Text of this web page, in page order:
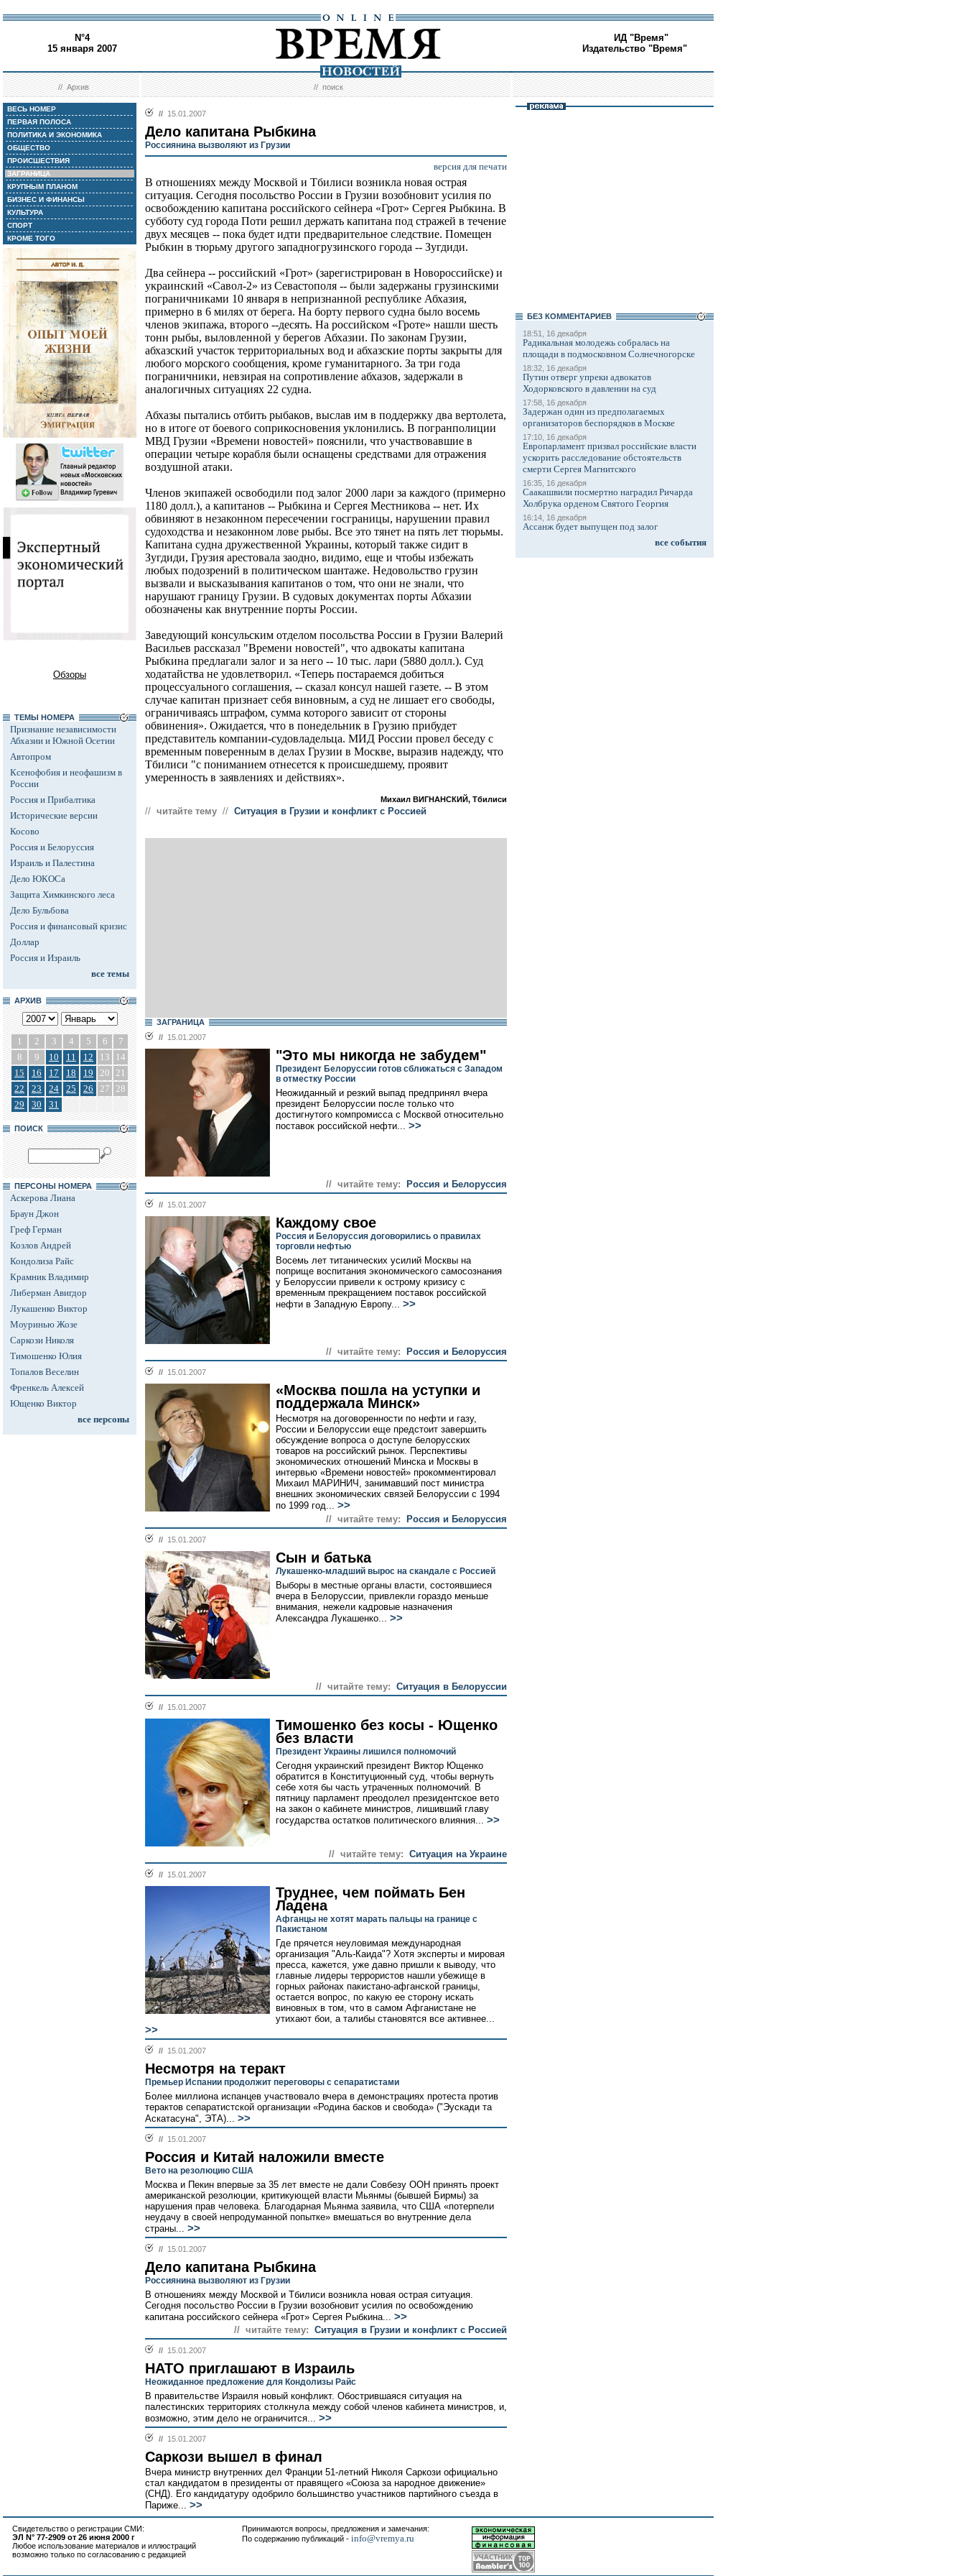
N°4
15 января 2007
ИД "Время"
Издательство "Время"
//Архив //поиск
ВЕСЬ НОМЕР
ПЕРВАЯ ПОЛОСА
ПОЛИТИКА И ЭКОНОМИКА
ОБЩЕСТВО
ПРОИСШЕСТВИЯ
ЗАГРАНИЦА
КРУПНЫМ ПЛАНОМ
БИЗНЕС И ФИНАНСЫ
КУЛЬТУРА
СПОРТ
КРОМЕ ТОГО
Обзоры
ТЕМЫ НОМЕРА
Признание независимости
Абхазии и Южной Осетии
Автопром
Ксенофобия и неофашизм в
России
Россия и Прибалтика
Исторические версии
Косово
Россия и Белоруссия
Израиль и Палестина
Дело ЮКОСа
Защита Химкинского леса
Дело Бульбова
Россия и финансовый кризис
Доллар
Россия и Израиль
все темы
АРХИВ
1 2 3 4 5 6
7
8
9 10 11 12 13
14
15
16 17 18 19 20 21
22
23 24 25 26 27 28
29
30 31
ПОИСК
ПЕРСОНЫ НОМЕРА
Аскерова Лиана
Браун Джон
Греф Герман
Козлов Андрей
Кондолиза Райс
Крамник Владимир
Либерман Авигдор
Лукашенко Виктор
Моуринью Жозе
Саркози Николя
Тимошенко Юлия
Топалов Веселин
Френкель Алексей
Ющенко Виктор
все персоны
// 15.01.2007
Дело капитана Рыбкина
Россиянина вызволяют из Грузии
версия для печати
В отношениях между Москвой и Тбилиси возникла новая острая
ситуация. Сегодня посольство России в Грузии возобновит усилия по
освобождению капитана российского сейнера «Грот» Сергея Рыбкина. В
субботу суд города Поти решил держать капитана под стражей в течение
двух месяцев -- пока будет идти предварительное следствие. Помещен
Рыбкин в тюрьму другого западногрузинского города -- Зугдиди.
Два сейнера -- российский «Грот» (зарегистрирован в Новороссийске) и
украинский «Савол-2» из Севастополя -- были задержаны грузинскими
пограничниками 10 января в непризнанной республике Абхазия,
примерно в 6 милях от берега. На борту первого судна было восемь
членов экипажа, второго --десять. На российском «Гроте» нашли шесть
тонн рыбы, выловленной у берегов Абхазии. По законам Грузии,
абхазский участок территориальных вод и абхазские порты закрыты для
любого морского сообщения, кроме гуманитарного. За три года
пограничники, невзирая на сопротивление абхазов, задержали в
аналогичных ситуациях 22 судна.
Абхазы пытались отбить рыбаков, выслав им в поддержку два вертолета,
но в итоге от боевого соприкосновения уклонились. В погранполиции
МВД Грузии «Времени новостей» пояснили, что участвовавшие в
операции четыре корабля были оснащены средствами для отражения
воздушной атаки.
Членов экипажей освободили под залог 2000 лари за каждого (примерно
1180 долл.), а капитанов -- Рыбкина и Сергея Местникова -- нет. Их
обвиняют в незаконном пересечении госграницы, нарушении правил
судоходства и незаконном лове рыбы. Все это тянет на пять лет тюрьмы.
Капитана судна дружественной Украины, который также сидит в
Зугдиди, Грузия арестовала заодно, видимо, еще и чтобы избежать
любых подозрений в политическом шантаже. Недовольство грузин
вызвали и высказывания капитанов о том, что они не знали, что
нарушают границу Грузии. В судовых документах порты Абхазии
обозначены как внутренние порты России.
Заведующий консульским отделом посольства России в Грузии Валерий
Васильев рассказал "Времени новостей", что адвокаты капитана
Рыбкина предлагали залог и за него -- 10 тыс. лари (5880 долл.). Суд
ходатайства не удовлетворил. «Теперь постараемся добиться
процессуального соглашения, -- сказал консул нашей газете. -- В этом
случае капитан признает себя виновным, а суд не лишает его свободы,
ограничиваясь штрафом, сумма которого зависит от стороны
обвинения». Ожидается, что в понедельник в Грузию прибудет
представитель компании-судовладельца. МИД России провел беседу с
временным поверенным в делах Грузии в Москве, выразив надежду, что
Тбилиси "с пониманием отнесется к происшедшему, проявит
умеренность в заявлениях и действиях».
Михаил ВИГНАНСКИЙ, Тбилиси
// читайте тему // Ситуация в Грузии и конфликт с Россией
ЗАГРАНИЦА
// 15.01.2007
"Это мы никогда не забудем"
Президент Белоруссии готов сближаться с Западом
в отместку России
Неожиданный и резкий выпад предпринял вчера
президент Белоруссии после только что
достигнутого компромисса с Москвой относительно
поставок российской нефти... >>
// читайте тему: Россия и Белоруссия
// 15.01.2007
Каждому свое
Россия и Белоруссия договорились о правилах
торговли нефтью
Восемь лет титанических усилий Москвы на
поприще воспитания экономического самосознания
у Белоруссии привели к острому кризису с
временным прекращением поставок российской
нефти в Западную Европу... >>
// читайте тему: Россия и Белоруссия
// 15.01.2007
«Москва пошла на уступки и
поддержала Минск»
Несмотря на договоренности по нефти и газу,
России и Белоруссии еще предстоит завершить
обсуждение вопроса о доступе белорусских
товаров на российский рынок. Перспективы
экономических отношений Минска и Москвы в
интервью «Времени новостей» прокомментировал
Михаил МАРИНИЧ, занимавший пост министра
внешних экономических связей Белоруссии с 1994
по 1999 год... >>
// читайте тему: Россия и Белоруссия
// 15.01.2007
Сын и батька
Лукашенко-младший вырос на скандале с Россией
Выборы в местные органы власти, состоявшиеся
вчера в Белоруссии, привлекли гораздо меньше
внимания, нежели кадровые назначения
Александра Лукашенко... >>
// читайте тему: Ситуация в Белоруссии
// 15.01.2007
Тимошенко без косы - Ющенко
без власти
Президент Украины лишился полномочий
Сегодня украинский президент Виктор Ющенко
обратится в Конституционный суд, чтобы вернуть
себе хотя бы часть утраченных полномочий. В
пятницу парламент преодолел президентское вето
на закон о кабинете министров, лишивший главу
государства остатков политического влияния... >>
// читайте тему: Ситуация на Украине
// 15.01.2007
Труднее, чем поймать Бен
Ладена
Афганцы не хотят марать пальцы на границе с
Пакистаном
Где прячется неуловимая международная
организация "Аль-Каида"? Хотя эксперты и мировая
пресса, кажется, уже давно пришли к выводу, что
главные лидеры террористов нашли убежище в
горных районах пакистано-афганской границы,
остается вопрос, по какую ее сторону искать
виновных в том, что в самом Афганистане не
утихают бои, а талибы становятся все активнее...
>>
// 15.01.2007
Несмотря на теракт
Премьер Испании продолжит переговоры с сепаратистами
Более миллиона испанцев участвовало вчера в демонстрациях протеста против
терактов сепаратистской организации «Родина басков и свобода» ("Эускади та
Аскатасуна", ЭТА)... >>
// 15.01.2007
Россия и Китай наложили вместе
Вето на резолюцию США
Москва и Пекин впервые за 35 лет вместе не дали Совбезу ООН принять проект
американской резолюции, критикующей власти Мьянмы (бывшей Бирмы) за
нарушения прав человека. Благодарная Мьянма заявила, что США «потерпели
неудачу в своей непродуманной попытке» вмешаться во внутренние дела
страны... >>
// 15.01.2007
Дело капитана Рыбкина
Россиянина вызволяют из Грузии
В отношениях между Москвой и Тбилиси возникла новая острая ситуация.
Сегодня посольство России в Грузии возобновит усилия по освобождению
капитана российского сейнера «Грот» Сергея Рыбкина... >>
// читайте тему: Ситуация в Грузии и конфликт с Россией
// 15.01.2007
НАТО приглашают в Израиль
Неожиданное предложение для Кондолизы Райс
В правительстве Израиля новый конфликт. Обострившаяся ситуация на
палестинских территориях столкнула между собой членов кабинета министров, и,
возможно, этим дело не ограничится... >>
// 15.01.2007
Саркози вышел в финал
Вчера министр внутренних дел Франции 51-летний Николя Саркози официально
стал кандидатом в президенты от правящего «Союза за народное движение»
(СНД). Его кандидатуру одобрило большинство участников партийного съезда в
Париже... >>
БЕЗ КОМMЕНТАРИЕВ
18:51, 16 декабря
Радикальная молодежь собралась на
площади в подмосковном Солнечногорске
18:32, 16 декабря
Путин отверг упреки адвокатов
Ходорковского в давлении на суд
17:58, 16 декабря
Задержан один из предполагаемых
организаторов беспорядков в Москве
17:10, 16 декабря
Европарламент призвал российские власти
ускорить расследование обстоятельств
смерти Сергея Магнитского
16:35, 16 декабря
Саакашвили посмертно наградил Ричарда
Холбрука орденом Святого Георгия
16:14, 16 декабря
Ассанж будет выпущен под залог
все события
Свидетельство о регистрации СМИ:
ЭЛ N° 77-2909 от 26 июня 2000 г
Любое использование материалов и иллюстраций
возможно только по согласованию с редакцией
Принимаются вопросы, предложения и замечания:
По содержанию публикаций - info@vremya.ru